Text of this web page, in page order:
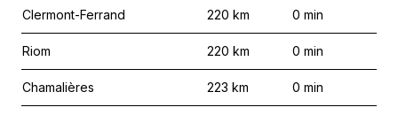
Clermont-Ferrand 220 km 0 min
Riom 220 km 0 min
Chamalières 223 km 0 min